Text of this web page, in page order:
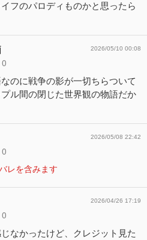
フのパロディものかと思ったら
0
2026/05/10 00:08
のに戦争の影が一切ちらついて
ル間の閉じた世界観の物語だか
0
2026/05/08 22:42
レを含みます
0
2026/04/26 17:19
なかったけど、クレジット見た